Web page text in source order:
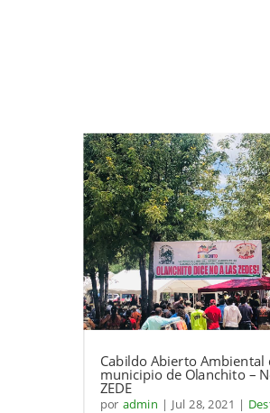
Cabildo Abierto Ambiental
municipio de Olanchito –
ZEDE
por admin | Jul 28, 2021 |